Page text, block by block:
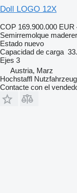
Doll LOGO 12X
COP 169.900.000 EUR
Semirremolque
Estado nuevo
Capacidad de carga
Ejes 3
Austria, Marz
Hochstaffl
Contacte con el